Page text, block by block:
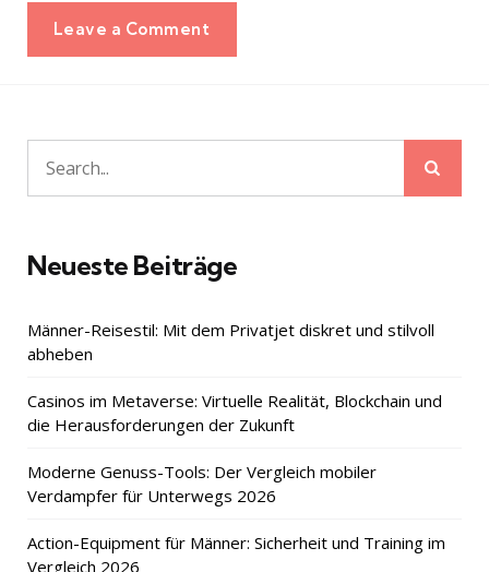
Leave a Comment
Search
for:
Neueste Beiträge
Männer-Reisestil: Mit dem Privatjet diskret und stilvoll
abheben
Casinos im Metaverse: Virtuelle Realität, Blockchain und
die Herausforderungen der Zukunft
Moderne Genuss-Tools: Der Vergleich mobiler
Verdampfer für Unterwegs 2026
Action-Equipment für Männer: Sicherheit und Training im
Vergleich 2026